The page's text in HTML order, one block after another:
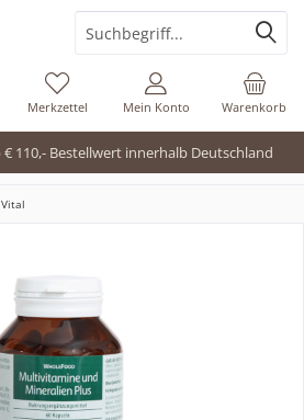
110,- Bestellwert innerhalb Deutschland
Warenkorb
Merkzettel Mein Konto